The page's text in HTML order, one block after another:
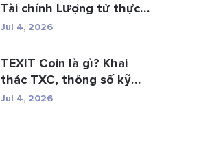
Tài chính Lượng tử thực
s�...
Jul 4, 2026
TEXIT Coin là gì? Khai
thác TXC, thông số kỹ
thuật và r...
Jul 4, 2026